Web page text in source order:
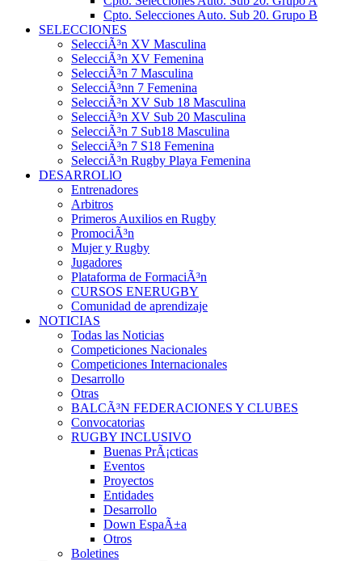
Cpto. Selecciones Auto. Sub 20. Grupo B
SELECCIONES
SelecciÃ³n XV Masculina
SelecciÃ³n XV Femenina
SelecciÃ³n 7 Masculina
SelecciÃ³nn 7 Femenina
SelecciÃ³n XV Sub 18 Masculina
SelecciÃ³n XV Sub 20 Masculina
SelecciÃ³n 7 Sub18 Masculina
SelecciÃ³n 7 S18 Femenina
SelecciÃ³n Rugby Playa Femenina
DESARROLlO
Entrenadores
Arbitros
Primeros Auxilios en Rugby
PromociÃ³n
Mujer y Rugby
Jugadores
Plataforma de FormaciÃ³n
CURSOS ENERUGBY
Comunidad de aprendizaje
NOTICIAS
Todas las Noticias
Competiciones Nacionales
Competiciones Internacionales
Desarrollo
Otras
BALCÃ³N FEDERACIONES Y CLUBES
Convocatorias
RUGBY INCLUSIVO
Buenas PrÃ¡cticas
Eventos
Proyectos
Entidades
Desarrollo
Down EspaÃ±a
Otros
Boletines